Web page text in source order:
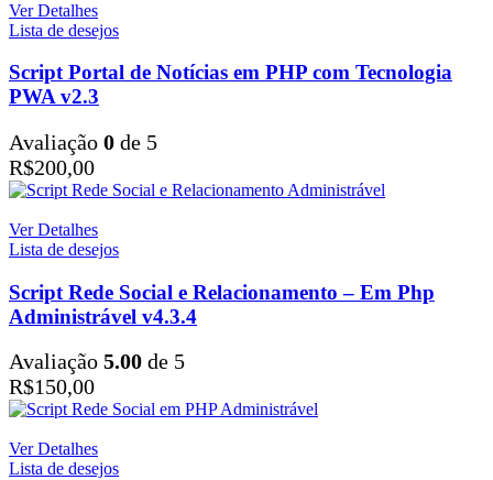
Ver Detalhes
Lista de desejos
Script Portal de Notícias em PHP com Tecnologia
PWA v2.3
Avaliação 0 de 5
R$200,00
Ver Detalhes
Lista de desejos
Script Rede Social e Relacionamento – Em Php
Administrável v4.3.4
Avaliação 5.00 de 5
R$150,00
Ver Detalhes
Lista de desejos